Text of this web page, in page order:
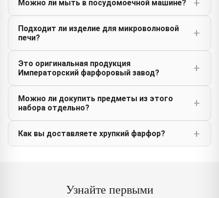
Можно ли мыть в посудомоечной машине?
Подходит ли изделие для микроволновой
печи?
Это оригинальная продукция
Императорский фарфоровый завод?
Можно ли докупить предметы из этого
набора отдельно?
Как вы доставляете хрупкий фарфор?
Узнайте первыми